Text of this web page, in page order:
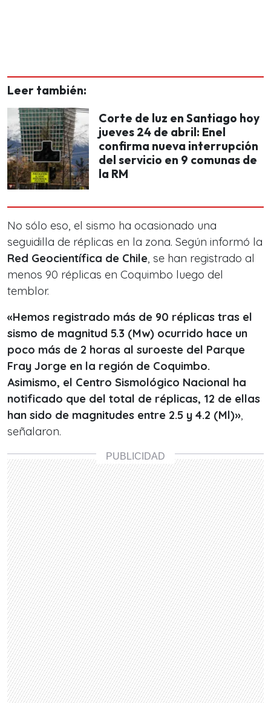
Leer también:
Corte de luz en Santiago hoy
jueves 24 de abril: Enel
confirma nueva interrupción
del servicio en 9 comunas de
la RM
No sólo eso, el sismo ha ocasionado una
seguidilla de réplicas en la zona. Según informó la
Red Geocientífica de Chile, se han registrado al
menos 90 réplicas en Coquimbo luego del
temblor.
«Hemos registrado más de 90 réplicas tras el
sismo de magnitud 5.3 (Mw) ocurrido hace un
poco más de 2 horas al suroeste del Parque
Fray Jorge en la región de Coquimbo.
Asimismo, el Centro Sismológico Nacional ha
notificado que del total de réplicas, 12 de ellas
han sido de magnitudes entre 2.5 y 4.2 (Ml)»,
señalaron.